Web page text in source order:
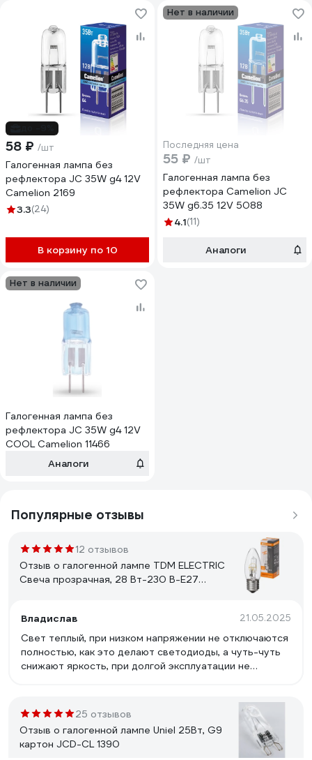
58 ₽ /шт
Галогенная лампа без
рефлектора JC 35W g4 12V
Camelion 2169
3.3(24)
В корзину по 10
Нет в наличии
Последняя цена
55 ₽ /шт
Галогенная лампа без
рефлектора Camelion JC
35W g6.35 12V 5088
4.1(11)
Аналоги
Нет в наличии
Галогенная лампа без
рефлектора JC 35W g4 12V
COOL Camelion 11466
Аналоги
Популярные отзывы
12 отзывов
Отзыв о галогенной лампе TDM ELECTRIC
Свеча прозрачная, 28 Вт-230 В-Е27
Владислав
21.05.2025
Свет теплый, при низком напряжении не отключаются
полностью, как это делают светодиоды, а чуть-чуть
снижают яркость, при долгой эксплуатации не
мерцание подсведки экрана накладывается на
мерцание лампы /если это светодиод/ и глаза устают.
25 отзывов
Отзыв о галогенной лампе Uniel 25Вт, G9
картон JCD-CL 1390